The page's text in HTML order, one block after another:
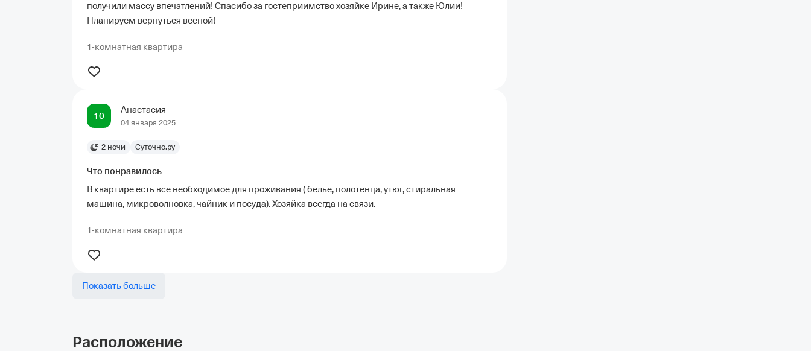
получили массу впечатлений! Спасибо за гостеприимство хозяйке Ирине, а также Юлии!
Планируем вернуться весной!
1-комнатная квартира
10
Анастасия
04 января 2025
2 ночи Суточно.ру
Что понравилось
В квартире есть все необходимое для проживания ( белье, полотенца, утюг, стиральная
машина, микроволновка, чайник и посуда). Хозяйка всегда на связи.
1-комнатная квартира
Показать больше
Расположение